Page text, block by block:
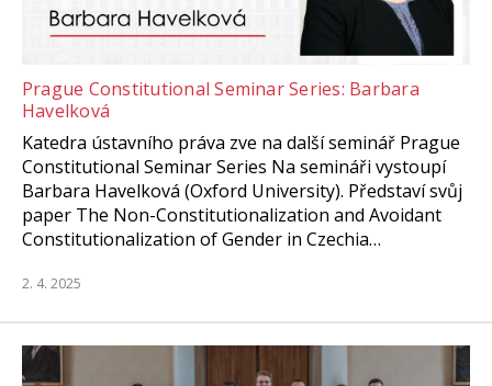
Prague Constitutional Seminar Series: Barbara
Havelková
Katedra ústavního práva zve na další seminář Prague
Constitutional Seminar Series Na semináři vystoupí
Barbara Havelková (Oxford University). Představí svůj
paper The Non-Constitutionalization and Avoidant
Constitutionalization of Gender in Czechia…
2. 4. 2025